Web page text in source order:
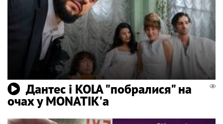
Дантес і KOLA "побралися" на
очах у MONATIK'а